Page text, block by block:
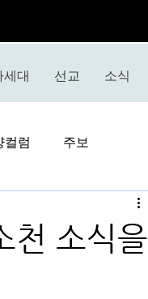
세대 선교 소식
컬럼 주보
천 소식을